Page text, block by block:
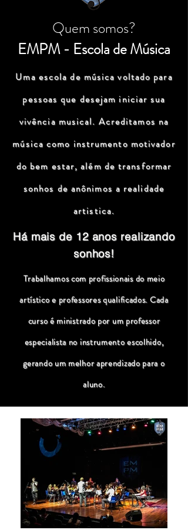
Quem somos?
EMPM - Escola de Música
Uma escola de música voltado para
pessoas que desejam iniciar sua
vivência musical. Acreditamos na
música como instrumento motivador
do bem estar, além de transformar
sonhos de anônimos a realidade
artistica.
Há mais de 12 anos realizando
sonhos!
Trabalhamos com profissionais do meio
artístico e professores qualificados. Cada
curso é ministrado por um professor
especialista no instrumento escolhido,
gerando um melhor aprendizado para o
aluno.